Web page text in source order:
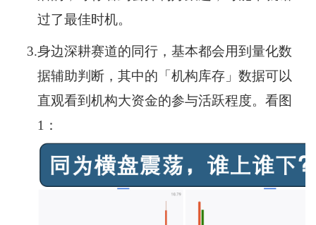
过了最佳时机。
3.身边深耕赛道的同行，基本都会用到量化数
据辅助判断，其中的「机构库存」数据可以
直观看到机构大资金的参与活跃程度。看图
1：